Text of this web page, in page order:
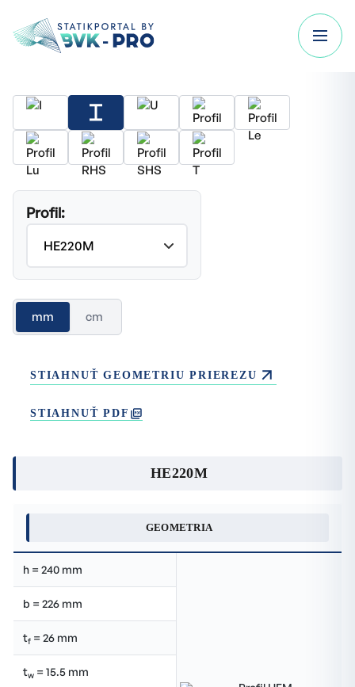
Profil:
mm cm
STIAHNUŤ GEOMETRIU PRIEREZU
STIAHNUŤ PDF
HE220M
GEOMETRIA
h = 240 mm
b = 226 mm
tf = 26 mm
tw = 15.5 mm